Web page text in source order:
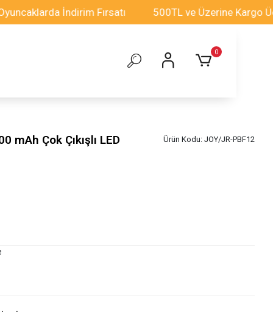
İndirim Fırsatı 500TL ve Üzerine Kargo
0
mAh Çok Çıkışlı LED
Ürün Kodu: JOY/JR-PBF12